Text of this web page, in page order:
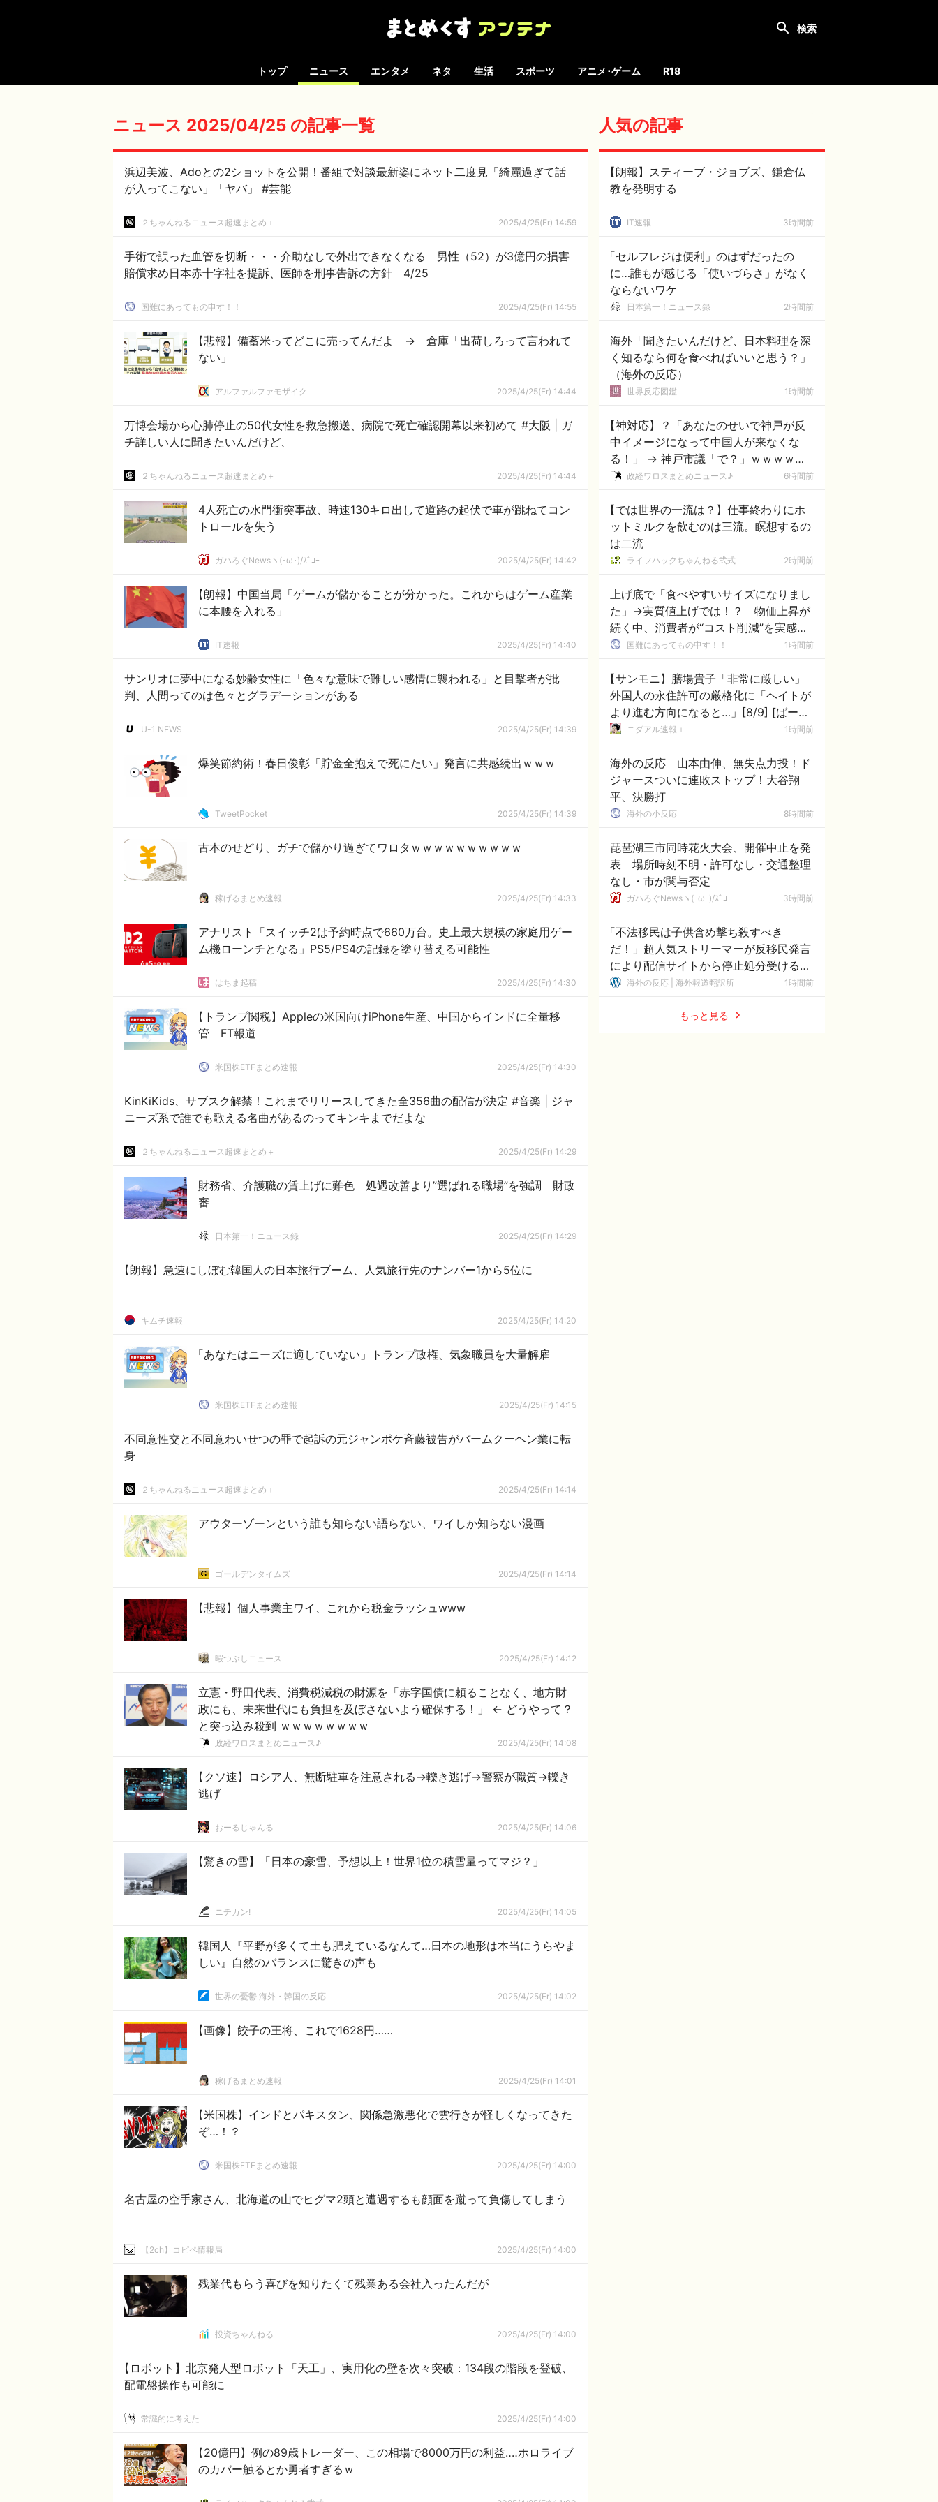
トップ ニュース エンタメ ネタ 生活 スポーツ アニメ･ゲーム R18
ニュース 2025/04/25 の記事一覧
浜辺美波、Adoとの2ショットを公開！番組で対談最新姿にネット二度見「綺麗過ぎて話
が入ってこない」「ヤバ」 #芸能
２ちゃんねるニュース超速まとめ＋ 2025/4/25(Fr) 14:59
手術で誤った血管を切断・・・介助なしで外出できなくなる 男性（52）が3億円の損害
賠償求め日本赤十字社を提訴、医師を刑事告訴の方針 4/25
国難にあってもの申す！！ 2025/4/25(Fr) 14:55
【悲報】備蓄米ってどこに売ってんだよ → 倉庫「出荷しろって言われて
ない」
アルファルファモザイク 2025/4/25(Fr) 14:44
万博会場から心肺停止の50代女性を救急搬送、病院で死亡確認開幕以来初めて #大阪 | ガ
チ詳しい人に聞きたいんだけど、
２ちゃんねるニュース超速まとめ＋ 2025/4/25(Fr) 14:44
4人死亡の水門衝突事故、時速130キロ出して道路の起伏で車が跳ねてコン
トロールを失う
ガハろぐNewsヽ(･ω･)/ｽﾞｺｰ 2025/4/25(Fr) 14:42
【朗報】中国当局「ゲームが儲かることが分かった。これからはゲーム産業
に本腰を入れる」
IT速報 2025/4/25(Fr) 14:40
サンリオに夢中になる妙齢女性に「色々な意味で難しい感情に襲われる」と目撃者が批
判、人間ってのは色々とグラデーションがある
U-1 NEWS 2025/4/25(Fr) 14:39
爆笑節約術！春日俊彰「貯金全抱えで死にたい」発言に共感続出ｗｗｗ
TweetPocket 2025/4/25(Fr) 14:39
古本のせどり、ガチで儲かり過ぎてワロタｗｗｗｗｗｗｗｗｗｗ
稼げるまとめ速報 2025/4/25(Fr) 14:33
アナリスト「スイッチ2は予約時点で660万台。史上最大規模の家庭用ゲー
ム機ローンチとなる」PS5/PS4の記録を塗り替える可能性
はちま起稿 2025/4/25(Fr) 14:30
【トランプ関税】Appleの米国向けiPhone生産、中国からインドに全量移
管 FT報道
米国株ETFまとめ速報 2025/4/25(Fr) 14:30
KinKiKids、サブスク解禁！これまでリリースしてきた全356曲の配信が決定 #音楽 | ジャ
ニーズ系で誰でも歌える名曲があるのってキンキまでだよな
２ちゃんねるニュース超速まとめ＋ 2025/4/25(Fr) 14:29
財務省、介護職の賃上げに難色 処遇改善より”選ばれる職場”を強調 財政
審
日本第一！ニュース録 2025/4/25(Fr) 14:29
【朗報】急速にしぼむ韓国人の日本旅行ブーム、人気旅行先のナンバー1から5位に
キムチ速報 2025/4/25(Fr) 14:20
「あなたはニーズに適していない」トランプ政権、気象職員を大量解雇
米国株ETFまとめ速報 2025/4/25(Fr) 14:15
不同意性交と不同意わいせつの罪で起訴の元ジャンポケ斉藤被告がバームクーヘン業に転
身
２ちゃんねるニュース超速まとめ＋ 2025/4/25(Fr) 14:14
アウターゾーンという誰も知らない語らない、ワイしか知らない漫画
ゴールデンタイムズ 2025/4/25(Fr) 14:14
【悲報】個人事業主ワイ、これから税金ラッシュwww
暇つぶしニュース 2025/4/25(Fr) 14:12
立憲・野田代表、消費税減税の財源を「赤字国債に頼ることなく、地方財
政にも、未来世代にも負担を及ぼさないよう確保する！」 ← どうやって？
と突っ込み殺到 ｗｗｗｗｗｗｗｗ
政経ワロスまとめニュース♪ 2025/4/25(Fr) 14:08
【クソ速】ロシア人、無断駐車を注意される→轢き逃げ→警察が職質→轢き
逃げ
おーるじゃんる 2025/4/25(Fr) 14:06
【驚きの雪】「日本の豪雪、予想以上！世界1位の積雪量ってマジ？」
ニチカン! 2025/4/25(Fr) 14:05
韓国人『平野が多くて土も肥えているなんて…日本の地形は本当にうらやま
しい』自然のバランスに驚きの声も
世界の憂鬱 海外・韓国の反応 2025/4/25(Fr) 14:02
【画像】餃子の王将、これで1628円……
稼げるまとめ速報 2025/4/25(Fr) 14:01
【米国株】インドとパキスタン、関係急激悪化で雲行きが怪しくなってきた
ぞ…！？
米国株ETFまとめ速報 2025/4/25(Fr) 14:00
名古屋の空手家さん、北海道の山でヒグマ2頭と遭遇するも顔面を蹴って負傷してしまう
【2ch】コピペ情報局 2025/4/25(Fr) 14:00
残業代もらう喜びを知りたくて残業ある会社入ったんだが
投資ちゃんねる 2025/4/25(Fr) 14:00
【ロボット】北京発人型ロボット「天工」、実用化の壁を次々突破：134段の階段を登破、
配電盤操作も可能に
常識的に考えた 2025/4/25(Fr) 14:00
【20億円】例の89歳トレーダー、この相場で8000万円の利益‥‥ホロライブ
のカバー触るとか勇者すぎるｗ
人気の記事
【朗報】スティーブ・ジョブズ、鎌倉仏
教を発明する
IT速報 3時間前
「セルフレジは便利」のはずだったの
に…誰もが感じる「使いづらさ」がなく
ならないワケ
日本第一！ニュース録 2時間前
海外「聞きたいんだけど、日本料理を深
く知るなら何を食べればいいと思う？」
（海外の反応）
世界反応図鑑 1時間前
【神対応】？「あなたのせいで神戸が反
中イメージになって中国人が来なくな
る！」 → 神戸市議「で？」ｗｗｗｗｗ
ｗｗｗｗｗｗｗｗｗｗ
政経ワロスまとめニュース♪ 6時間前
【では世界の一流は？】仕事終わりにホ
ットミルクを飲むのは三流。瞑想するの
は二流
ライフハックちゃんねる弐式 2時間前
上げ底で「食べやすいサイズになりまし
た」→実質値上げでは！？ 物価上昇が
続く中、消費者が“コスト削減”を実感す
る場面 [8/9]
国難にあってもの申す！！ 1時間前
【サンモニ】膳場貴子「非常に厳しい」
外国人の永住許可の厳格化に「ヘイトが
より進む方向になると…」[8/9] [ばーど
★] ニダアル速報＋ 1時間前
海外の反応 山本由伸、無失点力投！ド
ジャースついに連敗ストップ！大谷翔
平、決勝打
海外の小反応 8時間前
琵琶湖三市同時花火大会、開催中止を発
表 場所時刻不明・許可なし・交通整理
なし・市が関与否定
ガハろぐNewsヽ(･ω･)/ｽﾞｺｰ 3時間前
「不法移民は子供含め撃ち殺すべき
だ！」超人気ストリーマーが反移民発言
により配信サイトから停止処分受ける
[海外の反応]
海外の反応 | 海外報道翻訳所 1時間前
もっと見る